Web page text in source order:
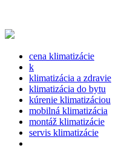
cena klimatizácie
k
klimatizácia a zdravie
klimatizácia do bytu
kúrenie klimatizáciou
mobilná klimatizácia
montáž klimatizácie
servis klimatizácie